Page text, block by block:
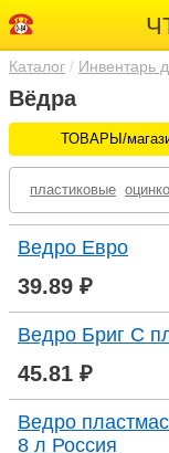
Каталог Инвентарь
Вёдра
ТОВАРЫ/
пластиковые
Ведро Евро
39.89 ₽
Ведро Бриг С
45.81 ₽
Ведро
8 л Россия